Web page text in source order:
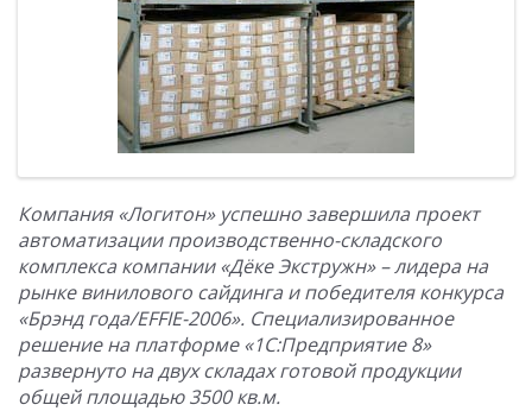
Компания «Логитон» успешно завершила проект
автоматизации производственно-складского
комплекса компании «Дёке Экстружн» – лидера на
рынке винилового сайдинга и победителя конкурса
«Брэнд года/EFFIE-2006». Специализированное
решение на платформе «1С:Предприятие 8»
развернуто на двух складах готовой продукции
общей площадью 3500 кв.м.